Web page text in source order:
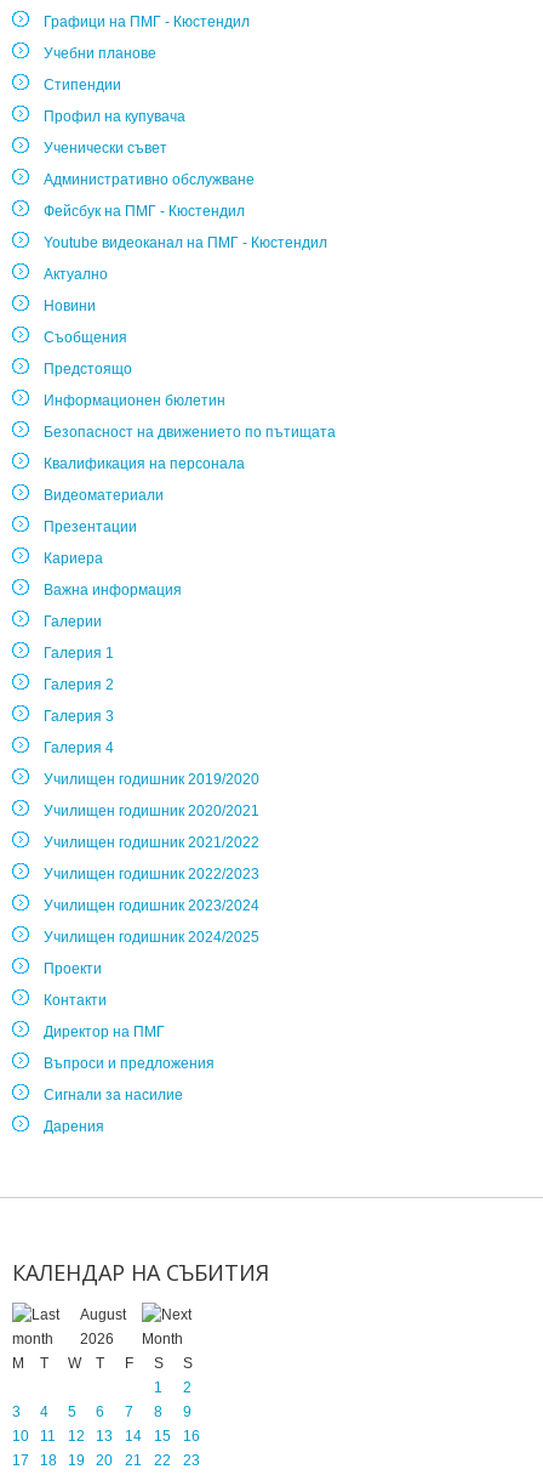
Графици на ПМГ - Кюстендил
Учебни планове
Стипендии
Профил на купувача
Ученически съвет
Административно обслужване
Фейсбук на ПМГ - Кюстендил
Youtube видеоканал на ПМГ - Кюстендил
Актуално
Новини
Съобщения
Предстоящо
Информационен бюлетин
Безопасност на движението по пътищата
Квалификация на персонала
Видеоматериали
Презентации
Кариера
Важна информация
Галерии
Галерия 1
Галерия 2
Галерия 3
Галерия 4
Училищен годишник 2019/2020
Училищен годишник 2020/2021
Училищен годишник 2021/2022
Училищен годишник 2022/2023
Училищен годишник 2023/2024
Училищен годишник 2024/2025
Проекти
Контакти
Директор на ПМГ
Въпроси и предложения
Сигнали за насилие
Дарения
КАЛЕНДАР НА СЪБИТИЯ
August
2026
M
T W T F S
S
1
2
3
4 5 6 7 8
9
10
11 12 13 14 15
16
17
18 19 20 21 22
23